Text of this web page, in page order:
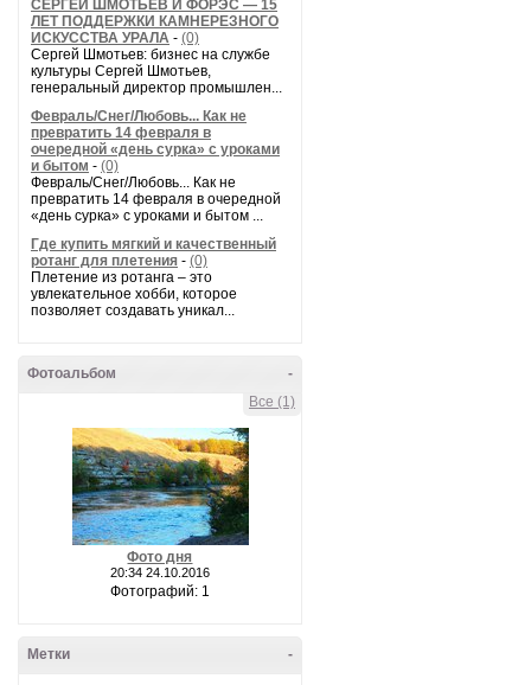
СЕРГЕЙ ШМОТЬЕВ И ФОРЭС — 15
ЛЕТ ПОДДЕРЖКИ КАМНЕРЕЗНОГО
ИСКУССТВА УРАЛА - (0)
Сергей Шмотьев: бизнес на службе
культуры Сергей Шмотьев,
генеральный директор промышлен...
Февраль/Снег/Любовь... Как не
превратить 14 февраля в
очередной «день сурка» с уроками
и бытом - (0)
Февраль/Снег/Любовь... Как не
превратить 14 февраля в очередной
«день сурка» с уроками и бытом ...
Где купить мягкий и качественный
ротанг для плетения - (0)
Плетение из ротанга – это
увлекательное хобби, которое
позволяет создавать уникал...
-
Фотоальбом
Все (1)
Фото дня
20:34 24.10.2016
Фотографий: 1
-
Метки